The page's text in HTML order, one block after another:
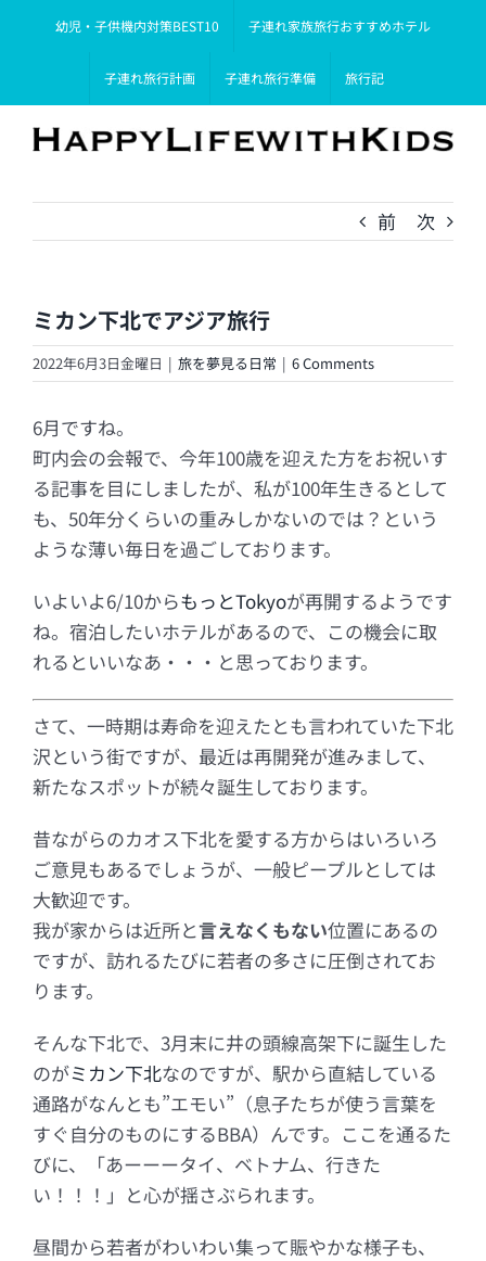
幼児・子供機内対策BEST10 子連れ家族旅行おすすめホテル
子連れ旅行計画 子連れ旅行準備 旅行記
前 次
ミカン下北でアジア旅行
2022年6月3日金曜日 | 旅を夢見る日常 | 6 Comments
6月ですね。
町内会の会報で、今年100歳を迎えた方をお祝いす
る記事を目にしましたが、私が100年生きるとして
も、50年分くらいの重みしかないのでは？という
ような薄い毎日を過ごしております。
いよいよ6/10からもっとTokyoが再開するようです
ね。宿泊したいホテルがあるので、この機会に取
れるといいなあ・・・と思っております。
さて、一時期は寿命を迎えたとも言われていた下北
沢という街ですが、最近は再開発が進みまして、
新たなスポットが続々誕生しております。
昔ながらのカオス下北を愛する方からはいろいろ
ご意見もあるでしょうが、一般ピープルとしては
大歓迎です。
我が家からは近所と言えなくもない位置にあるの
ですが、訪れるたびに若者の多さに圧倒されてお
ります。
そんな下北で、3月末に井の頭線高架下に誕生した
のがミカン下北なのですが、駅から直結している
通路がなんとも”エモい”（息子たちが使う言葉を
すぐ自分のものにするBBA）んです。ここを通るた
びに、「あーーータイ、ベトナム、行きた
い！！！」と心が揺さぶられます。
昼間から若者がわいわい集って賑やかな様子も、